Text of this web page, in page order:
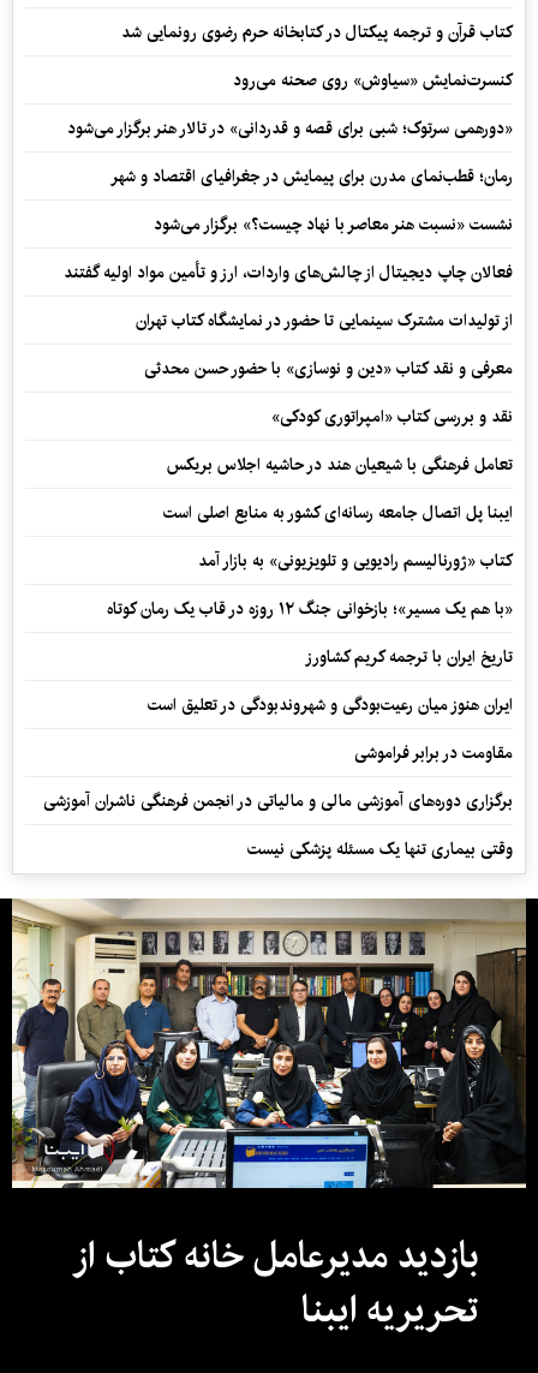
کتاب قرآن و ترجمه پیکتال در کتابخانه حرم رضوی رونمایی شد
کنسرت‌نمایش «سیاوش» روی صحنه می‌رود
«دورهمی سرتوک؛ شبی برای قصه و قدردانی» در تالار هنر برگزار می‌شود
رمان؛ قطب‌نمای مدرن برای پیمایش در جغرافیای اقتصاد و شهر
نشست «نسبت هنر معاصر با نهاد چیست؟» برگزار می‌شود
فعالان چاپ دیجیتال از چالش‌های واردات، ارز و تأمین مواد اولیه گفتند
از تولیدات مشترک سینمایی تا حضور در نمایشگاه کتاب تهران
معرفی و نقد کتاب «دین و نوسازی» با حضور حسن محدثی
نقد و بررسی کتاب «امپراتوری کودکی»
تعامل فرهنگی با شیعیان هند در حاشیه اجلاس بریکس
ایبنا پل اتصال جامعه رسانه‌ای کشور به منابع اصلی است
کتاب «ژورنالیسم رادیویی و تلویزیونی» به بازار آمد
«با هم یک مسیر»؛ بازخوانی جنگ ۱۲ روزه در قاب یک رمان کوتاه
تاریخ ایران با ترجمه کریم کشاورز
ایران هنوز میان رعیت‌بودگی و شهروندبودگی در تعلیق است
مقاومت در برابر فراموشی
برگزاری دوره‌های آموزشی مالی و مالیاتی در انجمن فرهنگی ناشران آموزشی
وقتی بیماری تنها یک مسئله پزشکی نیست
بازدید مدیرعامل خانه کتاب از
تحریریه ایبنا